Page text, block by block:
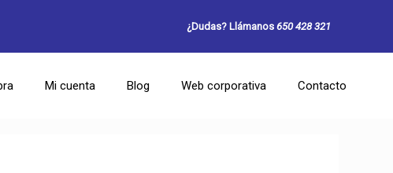
¿Dudas? Llámanos 650 428 321
Mi cuenta Blog Web corporativa Contacto